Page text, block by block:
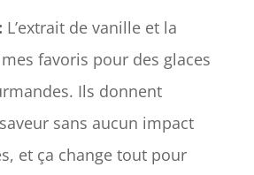
L’extrait de vanille et la
favoris pour des glaces
Ils donnent
sans aucun impact
et ça change tout pour